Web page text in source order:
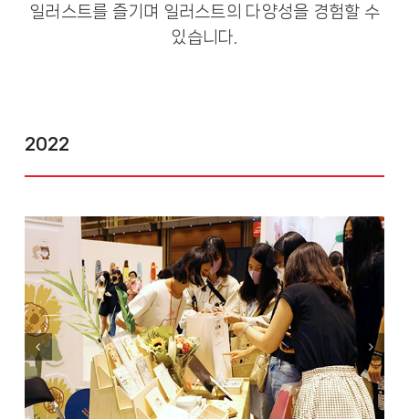
일러스트를 즐기며 일러스트의 다양성을 경험할 수
있습니다.
2022